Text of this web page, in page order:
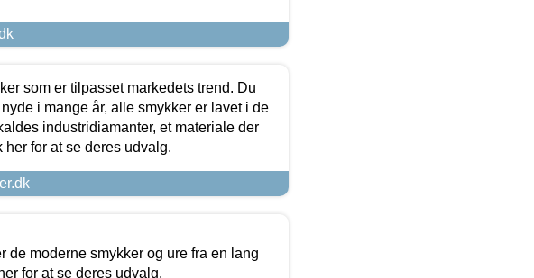
som er tilpasset markedets trend. Du
i mange år, alle smykker er lavet i de
industridiamanter, et materiale der
for at se deres udvalg.
de moderne smykker og ure fra en lang
for at se deres udvalg.